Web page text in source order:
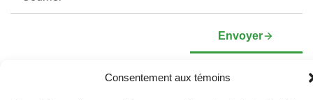
Consentement aux témoins
Envoyer